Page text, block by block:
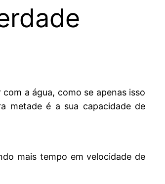
a água, como se apenas isso
metade é a sua capacidade de
mais tempo em velocidade de